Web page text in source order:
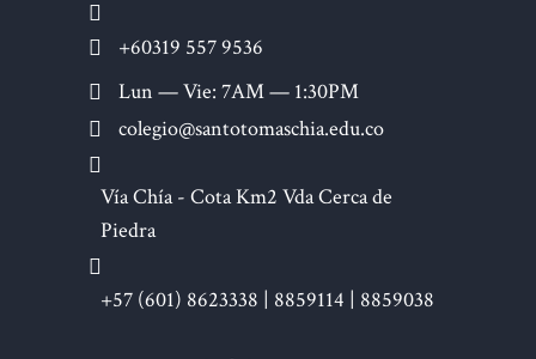
+60319 557 9536
Lun — Vie: 7AM — 1:30PM
colegio@santotomaschia.edu.co
Vía Chía - Cota Km2 Vda Cerca de
Piedra
+57 (601) 8623338 | 8859114 | 8859038